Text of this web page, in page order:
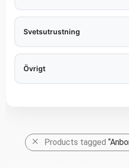
Svetsutrustning
Övrigt
Products tagged